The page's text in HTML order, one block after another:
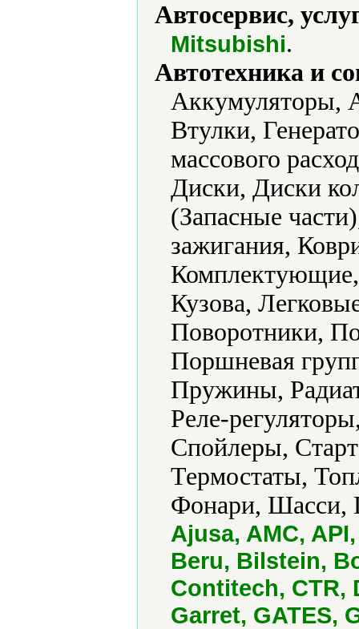
Автосервис,
Mitsubishi.
Автотехника и
Аккумуляторы,
Втулки,
массового
Диски, Диски
(Запасные
зажигания,
Кузова,
Поворотники,
Поршневая
Пружины,
Реле-
Спойлеры,
Термостаты,
Фонари,
Ajusa, AMC,
Beru, Bilstein,
Contitech, CTR,
Garret, GATES,